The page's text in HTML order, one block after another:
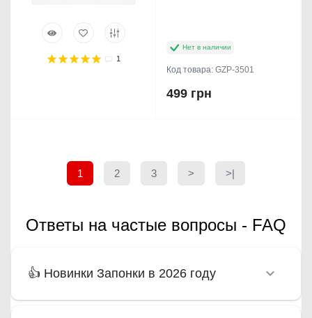
1
Нет в наличии
Код товара: GZP-3501
499 грн
1 2 3 > >|
Ответы на частые вопросы - FAQ
👍 Новинки Запонки в 2026 году